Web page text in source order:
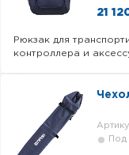
21
Рюкзак для
контроллера и
Под